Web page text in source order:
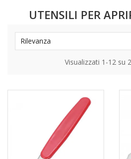
UTENSILI PER
Rilevanza
Visualizzati 1-12 su